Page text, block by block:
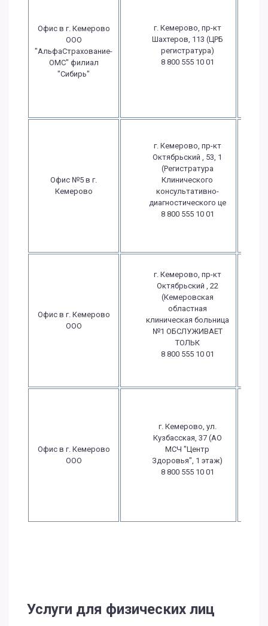
Офис в г. Кемерово
ООО
"АльфаСтрахование-
ОМС" филиал
"Сибирь"
г. Кемерово, пр-кт
Шахтеров, 113 (ЦРБ
регистратура)
8 800 555 10 01
Офис №5 в г.
Кемерово
г. Кемерово, пр-кт
Октябрьский , 53, 1
(Регистратура
Клинического
консультативно-
диагностического це
8 800 555 10 01
Офис в г. Кемерово
ООО
г. Кемерово, пр-кт
Октябрьский , 22
(Кемеровская
областная
клиническая больница
№1 ОБСЛУЖИВАЕТ
ТОЛЬК
8 800 555 10 01
Офис в г. Кемерово
ООО
г. Кемерово, ул.
Кузбасская, 37 (АО
МСЧ "Центр
Здоровья", 1 этаж)
8 800 555 10 01
Услуги для физических лиц